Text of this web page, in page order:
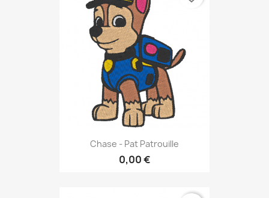
Chase - Pat Patrouille
0,00 €